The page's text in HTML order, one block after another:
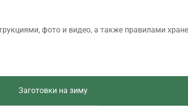
фото и видео, а также правилами
Заготовки на зиму